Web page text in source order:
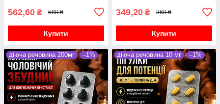
562,60 ₴ 580 ₴
Купити
349,20 ₴ 360 ₴
Купити
діюча речовина 200мг –1% діюча речовина 10 мг –1%